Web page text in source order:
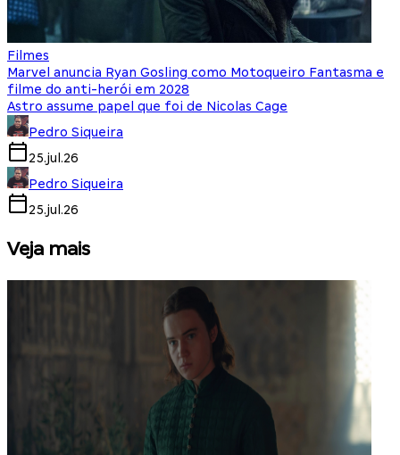
Filmes
Marvel anuncia Ryan Gosling como Motoqueiro Fantasma e
filme do anti-herói em 2028
Astro assume papel que foi de Nicolas Cage
Pedro Siqueira
25.jul.26
Pedro Siqueira
25.jul.26
Veja mais